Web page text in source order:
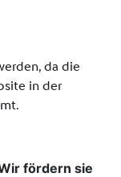
fördern sie